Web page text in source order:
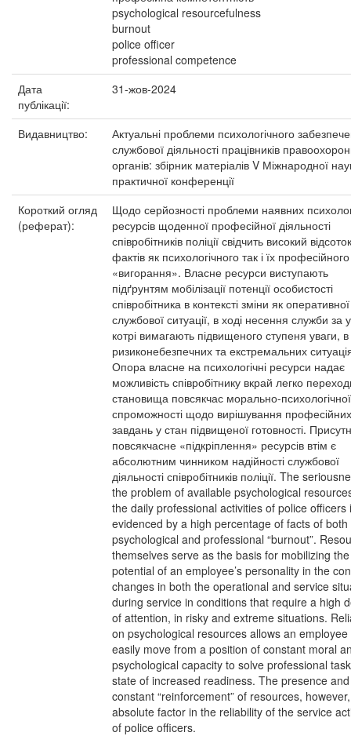
psychological resourcefulness
burnout
police officer
professional competence
Дата
публікації:
31-жов-2024
Видавництво:
Актуальні проблеми психологічного
службової діяльності працівників
органів: збірник матеріалів V Міжнародної
практичної конференції
Короткий огляд
(реферат):
Щодо серйозності проблеми наявних
ресурсів щоденної професійної діяльності
співробітників поліції свідчить високий відсоток
фактів як психологічного так і їх професійного
«вигорання». Власне ресурси виступають
підґрунтям мобілізації потенції особистості
співробітника в контексті зміни як оперативної
службової ситуації, в ході несення служби за
котрі вимагають підвищеного ступеня уваги, в
ризиконебезпечних та екстремальних
Опора власне на психологічні ресурси надає
можливість співробітнику вкрай легко
становища повсякчас морально-психологічної
спроможності щодо вирішування професійних
завдань у стан підвищеної готовності.
повсякчасне «підкріплення» ресурсів втім є
абсолютним чинником надійності службової
діяльності співробітників поліції. The
the problem of available psychological
the daily professional activities of police officers
evidenced by a high percentage of facts of both
psychological and professional “burnout”.
themselves serve as the basis for mobilizing the
potential of an employee’s personality in the
changes in both the operational and service
during service in conditions that require a high
of attention, in risky and extreme situations.
on psychological resources allows an
easily move from a position of constant moral
psychological capacity to solve professional
state of increased readiness. The presence and
constant “reinforcement” of resources,
absolute factor in the reliability of the service
of police officers.